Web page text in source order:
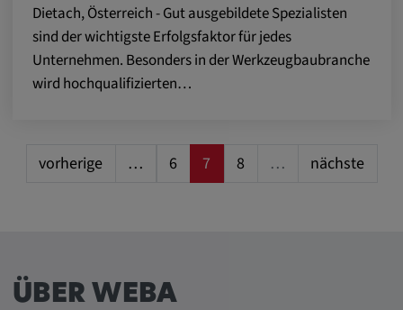
Dietach, Österreich - Gut ausgebildete Spezialisten
sind der wichtigste Erfolgsfaktor für jedes
Unternehmen. Besonders in der Werkzeugbaubranche
wird hochqualifizierten…
vorherige … 6 7 8 … nächste
ÜBER WEBA
Anbieter:
Google LLC
Zweck:
festzuhalten.